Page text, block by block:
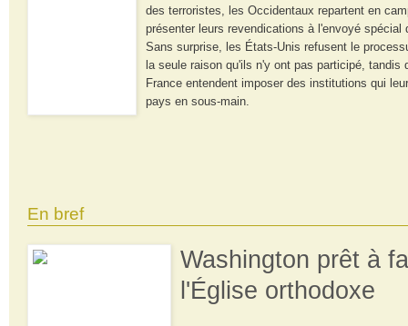
des terroristes, les Occidentaux repartent en
présenter leurs revendications à l'envoyé
Sans surprise, les États-Unis refusent le
la seule raison qu'ils n'y ont pas participé, tandis
France entendent imposer des institutions qui
pays en sous-main.
En bref
Washington prêt à
l'Église orthodoxe